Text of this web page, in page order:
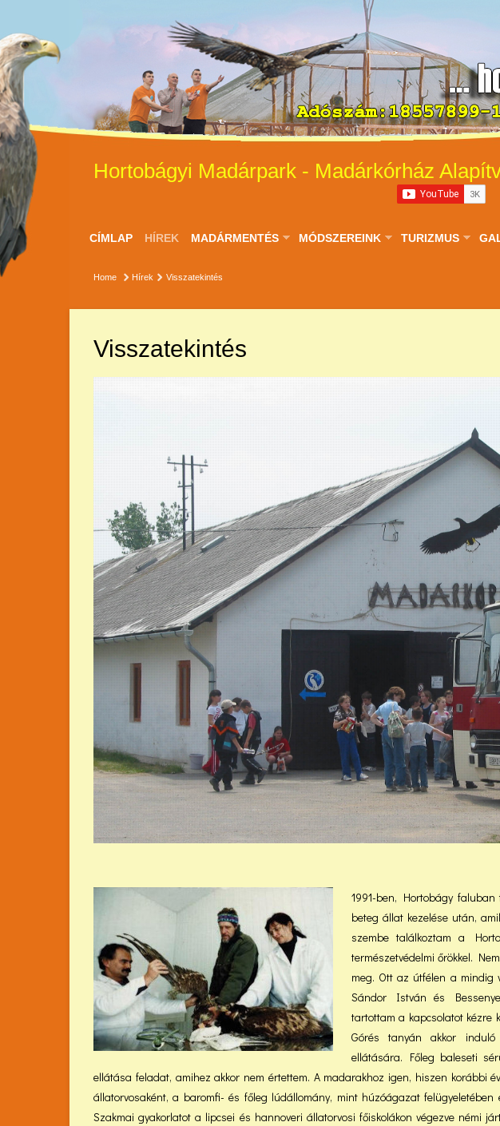
Hortobágyi Madárpark - Madárkórház
CÍMLAP HÍREK MADÁRMENTÉS MÓDSZEREINK TURIZMUS
Home Hírek Visszatekintés
Visszatekintés
1991-ben, Hortobágy
beteg állat kezelése után,
szembe találkoztam a
természetvédelmi őrökkel.
meg. Ott az útfélen a
Sándor István és
tartottam a kapcsolatot kézre
Górés tanyán akkor induló
ellátására. Főleg baleseti
ellátása feladat, amihez akkor nem értettem. A madarakhoz igen, hiszen korábbi
állatorvosaként, a baromfi- és főleg lúdállomány, mint húzóágazat
Szakmai gyakorlatot a lipcsei és hannoveri állatorvosi főiskolákon végezve némi